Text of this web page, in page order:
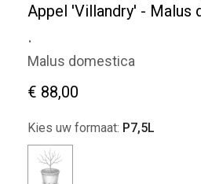
Appel 'Villandry' - Malus
.
Malus domestica
€ 88,00
Kies uw formaat: P7,5L